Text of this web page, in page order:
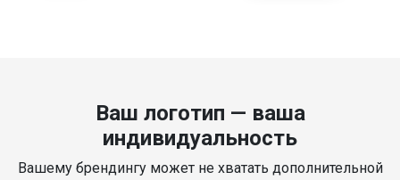
Ваш логотип — ваша
индивидуальность
Вашему брендингу может не хватать дополнительной